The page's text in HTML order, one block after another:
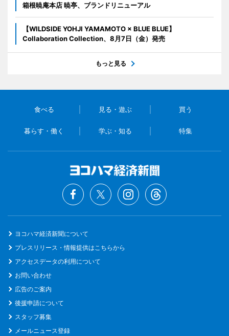
箱根暁庵本店 暁亭、ブランドリニューアル
【WILDSIDE YOHJI YAMAMOTO × BLUE BLUE】
Collaboration Collection、8月7日（金）発売
もっと見る
食べる 見る・遊ぶ 買う
暮らす・働く 学ぶ・知る 特集
ヨコハマ経済新聞について
プレスリリース・情報提供はこちらから
アクセスデータの利用について
お問い合わせ
広告のご案内
後援申請について
スタッフ募集
メールニュース登録